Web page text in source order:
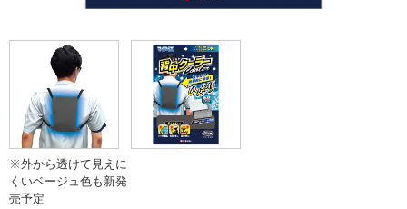
※外から透けて見えに
くいベージュ色も新発
売予定